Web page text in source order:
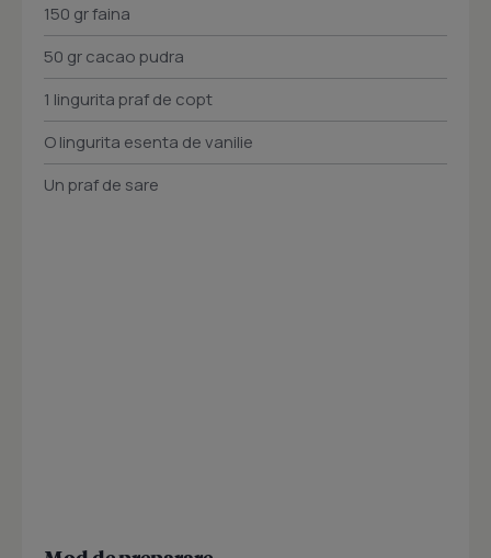
150 gr faina
50 gr cacao pudra
1 lingurita praf de copt
O lingurita esenta de vanilie
Un praf de sare